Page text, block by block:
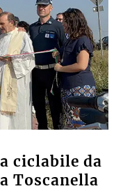
ciclabile da
Toscanella